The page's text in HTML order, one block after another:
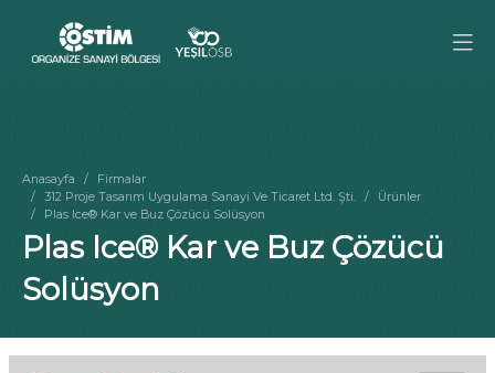
Anasayfa
Firmalar
312 Proje Tasarım Uygulama Sanayi Ve Ticaret Ltd. Şti.
Ürünler
Plas Ice® Kar ve Buz Çözücü Solüsyon
Plas Ice® Kar ve Buz Çözücü
Solüsyon